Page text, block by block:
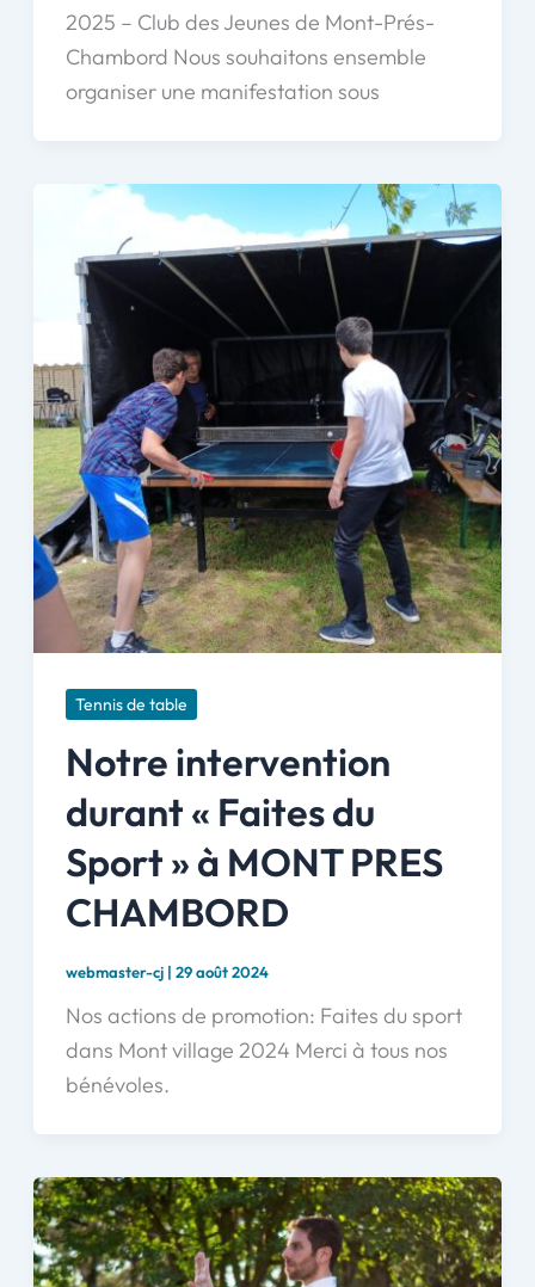
2025 – Club des Jeunes de Mont-Prés-
Chambord Nous souhaitons ensemble
organiser une manifestation sous
Tennis de table
Notre intervention
durant « Faites du
Sport » à MONT PRES
CHAMBORD
webmaster-cj | 29 août 2024
Nos actions de promotion: Faites du sport
dans Mont village 2024 Merci à tous nos
bénévoles.